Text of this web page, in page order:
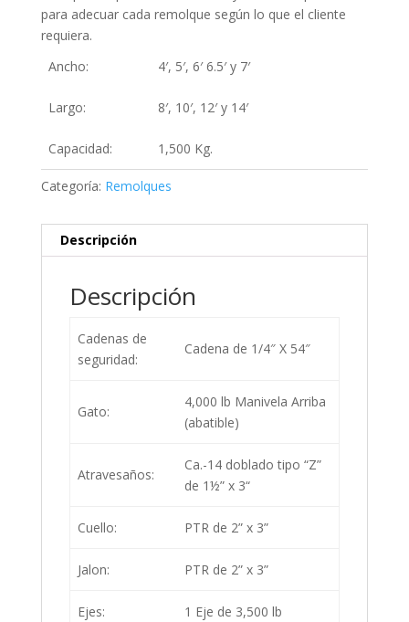
para adecuar cada remolque según lo que el cliente
requiera.
Ancho:
4′, 5′, 6′ 6.5′ y 7′
Largo: 8′, 10′, 12′ y 14′
Capacidad: 1,500 Kg.
Categoría: Remolques
Descripción
Descripción
Cadenas de
seguridad:
Cadena de 1/4″ X 54″
Gato:
4,000 lb Manivela Arriba
(abatible)
Atravesaños:
Ca.-14 doblado tipo “Z”
de 1½” x 3“
Cuello: PTR de 2” x 3”
Jalon: PTR de 2” x 3”
Ejes: 1 Eje de 3,500 lb